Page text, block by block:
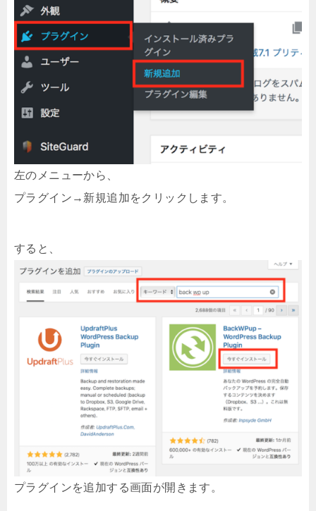
左のメニューから、
プラグイン→新規追加をクリックします。
すると、
プラグインを追加する画面が開きます。